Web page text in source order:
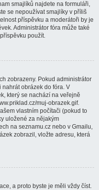
smajlíků najdete na formuláři,
se nepoužívat smajlíky v příliš
příspěvku a moderátoři by je
Administrátor fóra může také
použít.
zobrazeny. Pokud administrátor
obrázek do fóra. V
který se nachází na veřejně
muj-obrazek.gif.
vlastním počítači (pokud to
uložené za nějakým
na seznamu.cz nebo v Gmailu,
zobrazil, vložte adresu, která
a proto byste je měli vždy číst.